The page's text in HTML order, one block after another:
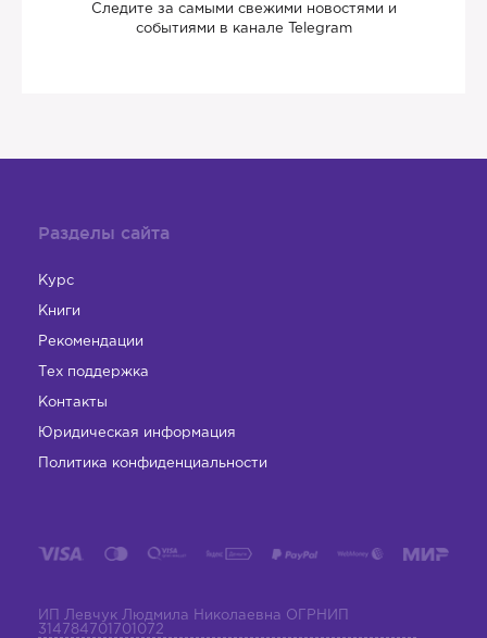
Следите за самыми свежими новостями и
событиями в канале Telegram
Разделы сайта
Курс
Книги
Рекомендации
Тех поддержка
Контакты
Юридическая информация
Политика конфиденциальности
ИП Левчук Людмила Николаевна ОГРНИП
314784701701072